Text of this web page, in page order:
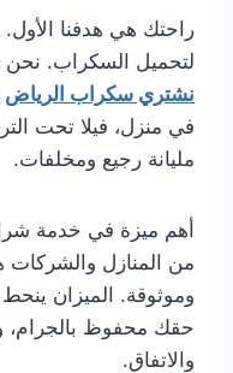
راحتك هي هدفنا الأول.
لتحميل السكراب. نحن
نشتري سكراب الرياض
في منزل، فيلا تحت
مليانة رجيع ومخلفات.
أهم ميزة في خدمة
من المنازل والشركات
وموثوقة. الميزان
حقك محفوظ بالجرام،
والاتفاق.